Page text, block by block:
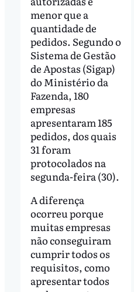
menor que a
quantidade de
pedidos. Segundo o
Sistema de Gestão
de Apostas (Sigap)
do Ministério da
Fazenda, 180
empresas
apresentaram 185
pedidos, dos quais
31 foram
protocolados na
segunda-feira (30).
A diferença
ocorreu porque
muitas empresas
não conseguiram
cumprir todos os
requisitos, como
apresentar todos